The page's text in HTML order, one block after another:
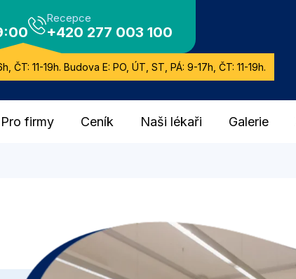
Recepce
+420 277 003 100
11-19h. Budova E: PO, ÚT, ST, PÁ: 9-17h, ČT: 11-19h.
Pro firmy Ceník Naši lékaři Galerie